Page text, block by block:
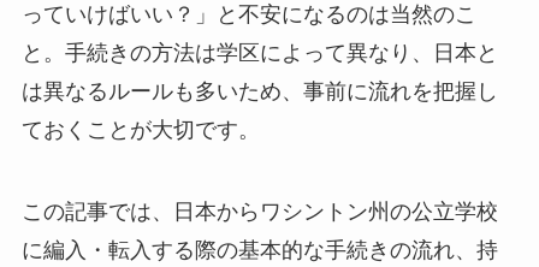
っていけばいい？」と不安になるのは当然のこ
と。手続きの方法は学区によって異なり、日本と
は異なるルールも多いため、事前に流れを把握し
ておくことが大切です。
この記事では、日本からワシントン州の公立学校
に編入・転入する際の基本的な手続きの流れ、持